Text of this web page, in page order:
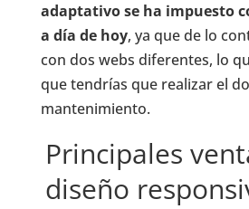
adaptativo se ha impuesto
a día de hoy, ya que de lo
con dos webs diferentes, lo
que tendrías que realizar el
mantenimiento.
Principales
diseño